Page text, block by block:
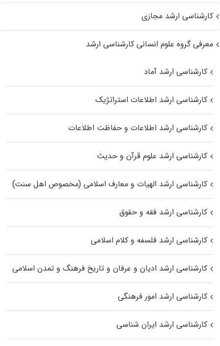
کارشناسی ارشد مجازی
معرفی گروه علوم انسانی کارشناسی ارشد
کارشناسی ارشد آماد
کارشناسی ارشد اطلاعات استراتژیک
کارشناسی ارشد اطلاعات و حفاظت اطلاعات
کارشناسی ارشد علوم قرآن و حدیث
کارشناسی ارشد الهیات و معارف اسلامی (مخصوص اهل سنت)
کارشناسی ارشد فقه و حقوق
کارشناسی ارشد فلسفه و کلام اسلامی
کارشناسی ارشد ادیان و عرفان و تاریخ فرهنگ و تمدن اسلامی
کارشناسی ارشد امور فرهنگی
کارشناسی ارشد ایران شناسی